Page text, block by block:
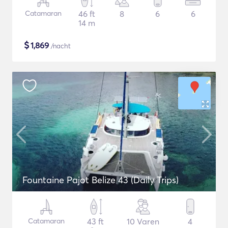
Catamaran
46 ft
14 m
8 6 6
$1,869 /nacht
Fountaine Pajot Belize 43 (Daily Trips)
Catamaran
43 ft
10 Varen 4